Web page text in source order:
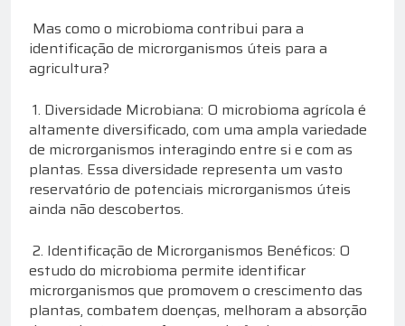
Mas como o microbioma contribui para a
identificação de microrganismos úteis para a
agricultura?
1. Diversidade Microbiana: O microbioma agrícola é
altamente diversificado, com uma ampla variedade
de microrganismos interagindo entre si e com as
plantas. Essa diversidade representa um vasto
reservatório de potenciais microrganismos úteis
ainda não descobertos.
2. Identificação de Microrganismos Benéficos: O
estudo do microbioma permite identificar
microrganismos que promovem o crescimento das
plantas, combatem doenças, melhoram a absorção